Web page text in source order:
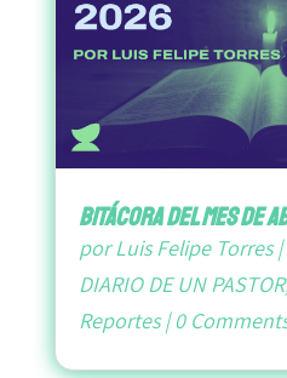
bitácora del mes de
porLuis Felipe Torres|
DIARIO DE UN PASTOR
Reportes|0